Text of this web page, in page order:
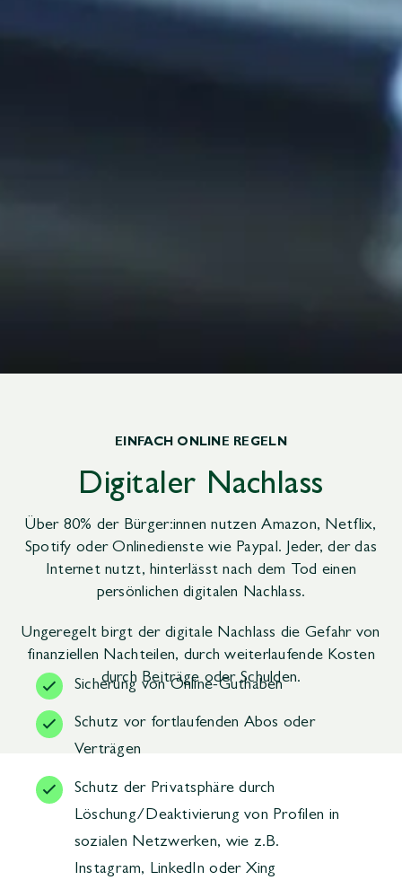
EINFACH ONLINE REGELN
Digitaler Nachlass
Über 80% der Bürger:innen nutzen Amazon, Netflix,
Spotify oder Onlinedienste wie Paypal. Jeder, der das
Internet nutzt, hinterlässt nach dem Tod einen
persönlichen digitalen Nachlass.
Ungeregelt birgt der digitale Nachlass die Gefahr von
finanziellen Nachteilen, durch weiterlaufende Kosten
durch Beiträge oder Schulden.
Sicherung von Online-Guthaben
Schutz vor fortlaufenden Abos oder
Verträgen
Schutz der Privatsphäre durch
Löschung/Deaktivierung von Profilen in
sozialen Netzwerken, wie z.B.
Instagram, LinkedIn oder Xing